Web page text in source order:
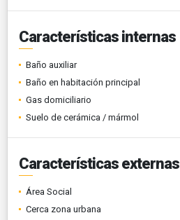
Características internas
Baño auxiliar
Baño en habitación principal
Gas domiciliario
Suelo de cerámica / mármol
Características externas
Área Social
Cerca zona urbana